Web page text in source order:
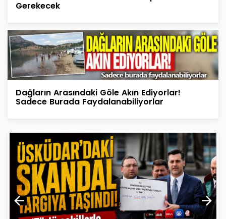
Gerekecek
Dağların Arasındaki Göle Akın Ediyorlar!
Sadece Burada Faydalanabiliyorlar